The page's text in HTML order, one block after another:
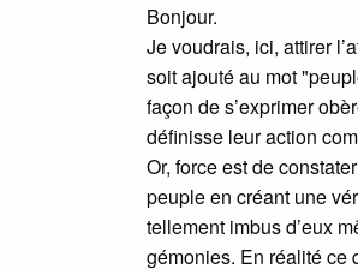
Bonjour.
Je voudrais, ici, attirer
soit ajouté au mot
façon de s’exprimer
définisse leur action
Or, force est de
peuple en créant une
tellement imbus d’eux
gémonies. En réalité ce